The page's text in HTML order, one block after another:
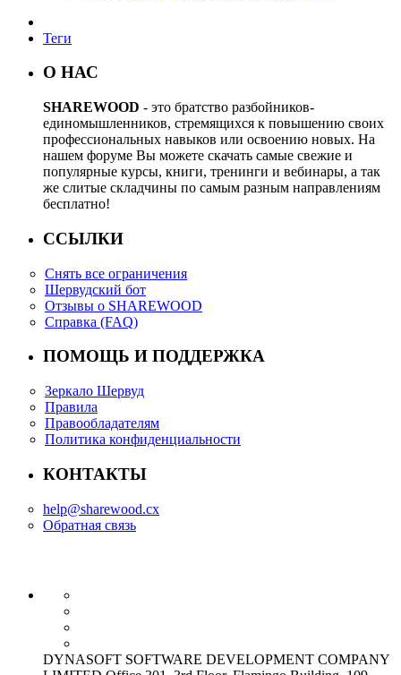
Теги
О НАС
SHAREWOOD - это братство разбойников-
единомышленников, стремящихся к повышению своих
профессиональных навыков или освоению новых. На
нашем форуме Вы можете скачать самые свежие и
популярные курсы, книги, тренинги и вебинары, а так
же слитые складчины по самым разным направлениям
бесплатно!
ССЫЛКИ
Снять все ограничения
Шервудский бот
Отзывы о SHAREWOOD
Справка (FAQ)
ПОМОЩЬ И ПОДДЕРЖКА
Зеркало Шервуд
Правила
Правообладателям
Политика конфиденциальности
КОНТАКТЫ
help@sharewood.cx
Обратная связь
DYNASOFT SOFTWARE DEVELOPMENT COMPANY